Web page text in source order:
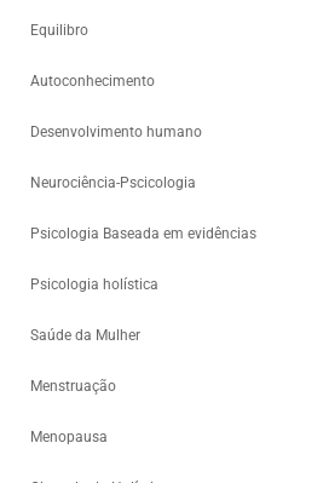
Equilibro
Autoconhecimento
Desenvolvimento humano
Neurociência-Pscicologia
Psicologia Baseada em evidências
Psicologia holística
Saúde da Mulher
Menstruação
Menopausa